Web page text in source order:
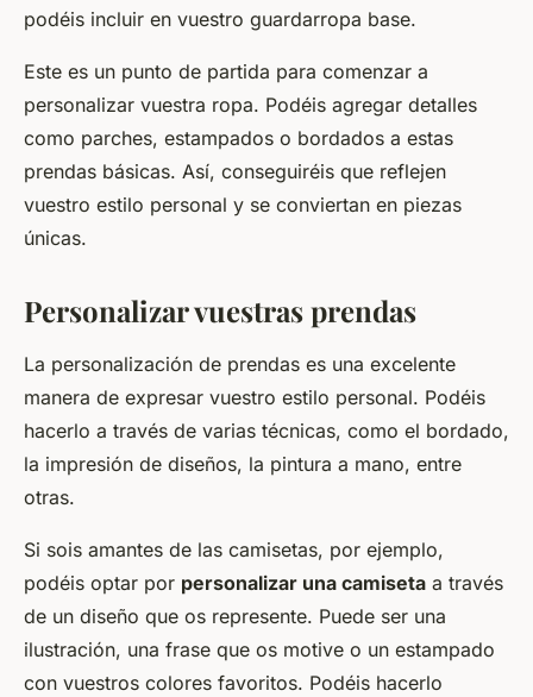
podéis incluir en vuestro guardarropa base.
Este es un punto de partida para comenzar a
personalizar vuestra ropa. Podéis agregar detalles
como parches, estampados o bordados a estas
prendas básicas. Así, conseguiréis que reflejen
vuestro estilo personal y se conviertan en piezas
únicas.
Personalizar vuestras prendas
La personalización de prendas es una excelente
manera de expresar vuestro estilo personal. Podéis
hacerlo a través de varias técnicas, como el bordado,
la impresión de diseños, la pintura a mano, entre
otras.
Si sois amantes de las camisetas, por ejemplo,
podéis optar por personalizar una camiseta a través
de un diseño que os represente. Puede ser una
ilustración, una frase que os motive o un estampado
con vuestros colores favoritos. Podéis hacerlo